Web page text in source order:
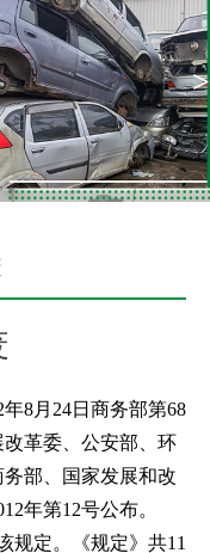
>
8月24日商务部第68
革委、公安部、环
部、国家发展和改
年第12号公布。
规定。《规定》共11